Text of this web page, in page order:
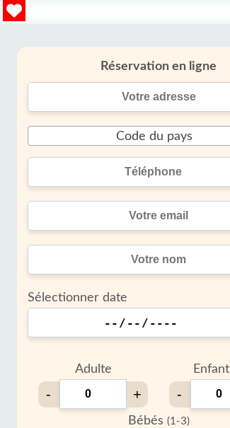
Réservation en ligne
Code du pays
Sélectionner date
Adulte
- +
Enfant
-
Bébés (1-3)